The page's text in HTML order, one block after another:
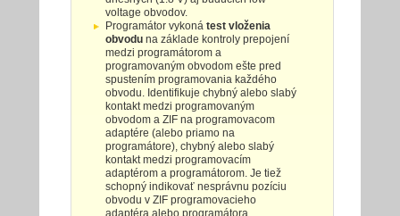
voltage obvodov.
Programátor vykoná test vloženia
obvoduna základe kontroly prepojení
medzi programátorom a
programovaným obvodom ešte pred
spustením programovania každého
obvodu. Identifikuje chybný alebo slabý
kontakt medzi programovaným
obvodom a ZIF na programovacom
adaptére (alebo priamo na
programátore), chybný alebo slabý
kontakt medzi programovacím
adaptérom a programátorom. Je tiež
schopný indikovať nesprávnu pozíciu
obvodu v ZIF programovacieho